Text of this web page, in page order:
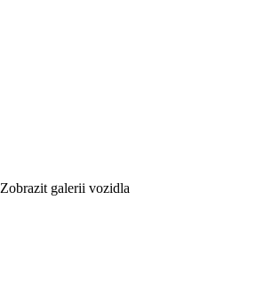
Zobrazit galerii vozidla